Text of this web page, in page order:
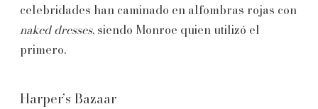
celebridades han caminado en alfombras rojas con
naked dresses, siendo Monroe quien utilizó el
primero.
Harper’s Bazaar